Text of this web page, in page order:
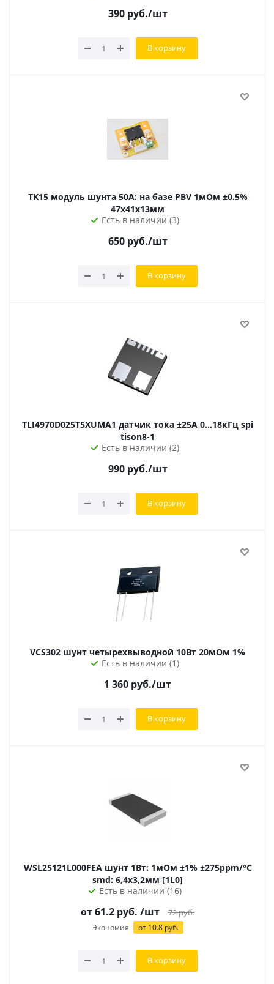
390руб./шт
В корзину
TK15 модуль шунта 50А: на базе PBV 1мОм ±0.5%
47х41х13мм
Есть в наличии (3)
650руб./шт
В корзину
TLI4970D025T5XUMA1 датчик тока ±25A 0...18кГц spi
tison8-1
Есть в наличии (2)
990руб./шт
В корзину
VCS302 шунт четырехвыводной 10Вт 20мОм 1%
Есть в наличии (1)
1 360 руб./шт
В корзину
WSL25121L000FEA шунт 1Вт: 1мОм ±1% ±275ppm/°C
smd: 6,4х3,2мм [1L0]
Есть в наличии (16)
от 61.2 руб. /шт 72руб.
Экономия от 10.8 руб.
В корзину